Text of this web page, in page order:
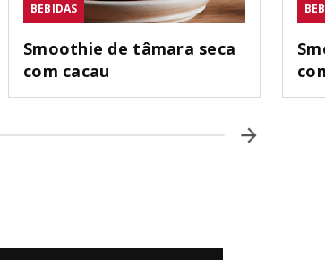
BEBIDAS
Smoothie de tâmara seca
com cacau